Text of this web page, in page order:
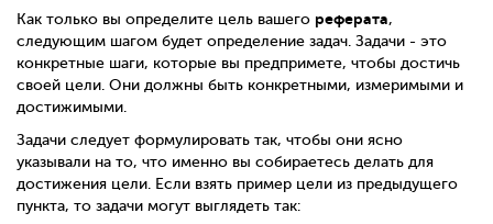
Как только вы определите цель вашего реферата,
следующим шагом будет определение задач. Задачи - это
конкретные шаги, которые вы предпримете, чтобы достичь
своей цели. Они должны быть конкретными, измеримыми и
достижимыми.
Задачи следует формулировать так, чтобы они ясно
указывали на то, что именно вы собираетесь делать для
достижения цели. Если взять пример цели из предыдущего
пункта, то задачи могут выглядеть так: